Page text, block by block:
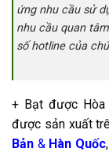
ứng nhu cầu sử
nhu cầu quan
số hotline của
+ Bạt được
được sản xuất
Bản & Hàn Quốc